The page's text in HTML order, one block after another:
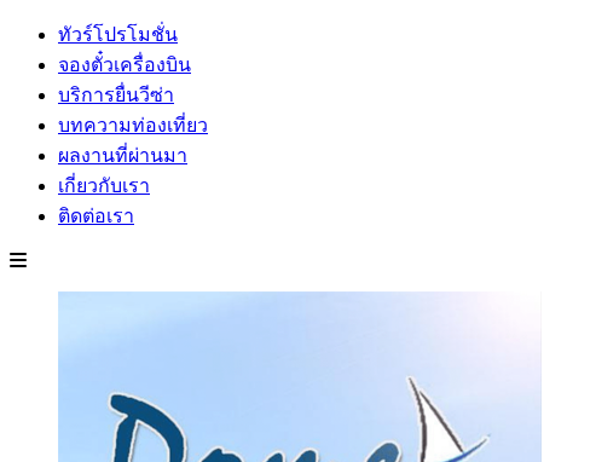
ทัวร์โปรโมชั่น
จองตั๋วเครื่องบิน
บริการยื่นวีซ่า
บทความท่องเที่ยว
ผลงานที่ผ่านมา
เกี่ยวกับเรา
ติดต่อเรา